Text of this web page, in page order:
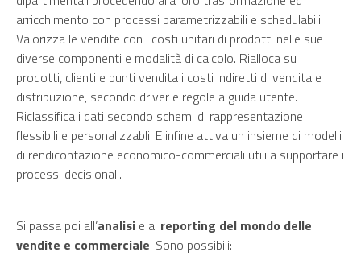
arricchimento con processi parametrizzabili e schedulabili.
Valorizza le vendite con i costi unitari di prodotti nelle sue
diverse componenti e modalità di calcolo. Rialloca su
prodotti, clienti e punti vendita i costi indiretti di vendita e
distribuzione, secondo driver e regole a guida utente.
Riclassifica i dati secondo schemi di rappresentazione
flessibili e personalizzabli. E infine attiva un insieme di modelli
di rendicontazione economico-commerciali utili a supportare i
processi decisionali.
Si passa poi all’analisi e al reporting del mondo delle
vendite e commerciale. Sono possibili: